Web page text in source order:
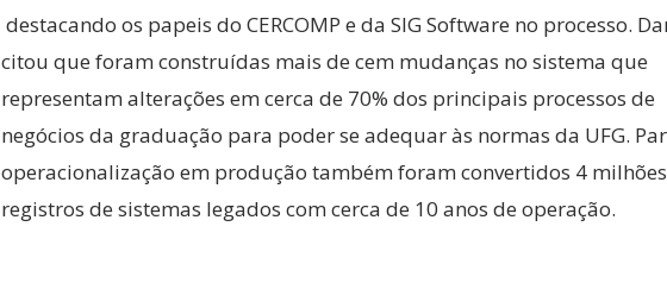
destacando os papeis do CERCOMP e da SIG Software no processo.
citou que foram construídas mais de cem mudanças no sistema que
representam alterações em cerca de 70% dos principais processos de
negócios da graduação para poder se adequar às normas da UFG.
operacionalização em produção também foram convertidos 4
registros de sistemas legados com cerca de 10 anos de operação.